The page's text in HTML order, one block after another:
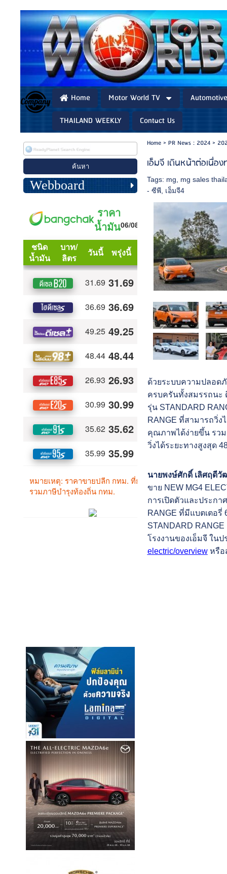
Home Motor World TV
THAILAND WEEKLY
Contact Us
Webboard
Home> PR News : 2024>
เอ็มจี เดินหน้าต่อเนื่อ
Tags: mg
mg sales
- ซีพี เอ็มจี4
ด้วยระบบความปลอดภั
ครบครันทั้งสมรรถนะ
รุ่น STANDARD
RANGE ที่สามารถวิ่ง
คุณภาพได้ง่ายขึ้น รวม
วิ่งได้ระยะทางสูงสุด
นายพงษ์ศักดิ์ เลิศฤดีวั
ขาย NEW MG4
การเปิดตัวและประกา
RANGE ที่มีแบตเตอรี่
STANDARD
โรงงานของเอ็มจี ใน
electric/overviewหรือ